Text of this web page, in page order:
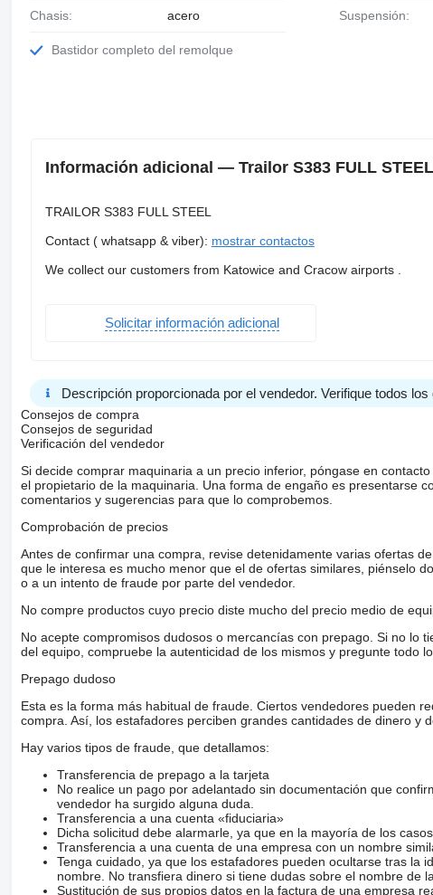
Chasis: acero
Bastidor completo del remolque
Suspensión:
Información adicional — Trailor S383 FULL
TRAILOR S383 FULL STEEL
Contact ( whatsapp & viber): mostrar contactos
We collect our customers from Katowice and Cracow airports .
Solicitar información adicional
Descripción proporcionada por el vendedor. Verifique todos
Consejos de compra
Consejos de seguridad
Verificación del vendedor
Si decide comprar maquinaria a un precio inferior, póngase en
el propietario de la maquinaria. Una forma de engaño es presentarse
comentarios y sugerencias para que lo comprobemos.
Comprobación de precios
Antes de confirmar una compra, revise detenidamente varias ofertas
que le interesa es mucho menor que el de ofertas similares, piénselo
o a un intento de fraude por parte del vendedor.
No compre productos cuyo precio diste mucho del precio medio de
No acepte compromisos dudosos o mercancías con prepago. Si no lo
del equipo, compruebe la autenticidad de los mismos y pregunte todo
Prepago dudoso
Esta es la forma más habitual de fraude. Ciertos vendedores pueden
compra. Así, los estafadores perciben grandes cantidades de dinero y
Hay varios tipos de fraude, que detallamos:
Transferencia de prepago a la tarjeta
No realice un pago por adelantado sin documentación que
vendedor ha surgido alguna duda.
Transferencia a una cuenta «fiduciaria»
Dicha solicitud debe alarmarle, ya que en la mayoría de los
Transferencia a una cuenta de una empresa con un nombre
Tenga cuidado, ya que los estafadores pueden ocultarse tras la
nombre. No transfiera dinero si tiene dudas sobre el nombre de
Sustitución de sus propios datos en la factura de una empresa